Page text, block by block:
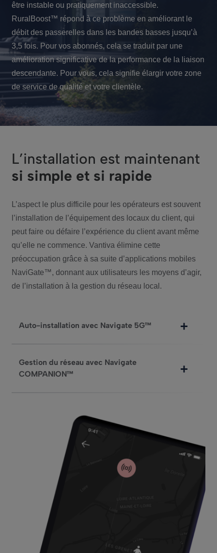
être instable ou pratiquement inaccessible.
RuralBoost™ répond à ce problème en améliorant le
débit des passerelles dans les bandes basses jusqu’à
3,5 fois. Pour vos abonnés, cela se traduit par une
amélioration significative de la performance de la liaison
descendante. Pour vous, cela signifie élargir votre zone
de service de qualité et votre clientèle.
L’installation est maintenant
si simple et si rapide
L’aspect le plus difficile pour les opérateurs est souvent
l’installation de l’équipement des locaux du client, qui
peut faire ou défaire l’expérience du client avant même
qu’elle ne commence. Vantiva élimine cette
préoccupation grâce à sa suite d’applications mobiles
NaviGate™, donnant aux utilisateurs les moyens d’agir,
de l’installation à la gestion du réseau local.
Auto-installation avec Navigate 5G™
Gestion du réseau avec Navigate
COMPANION™